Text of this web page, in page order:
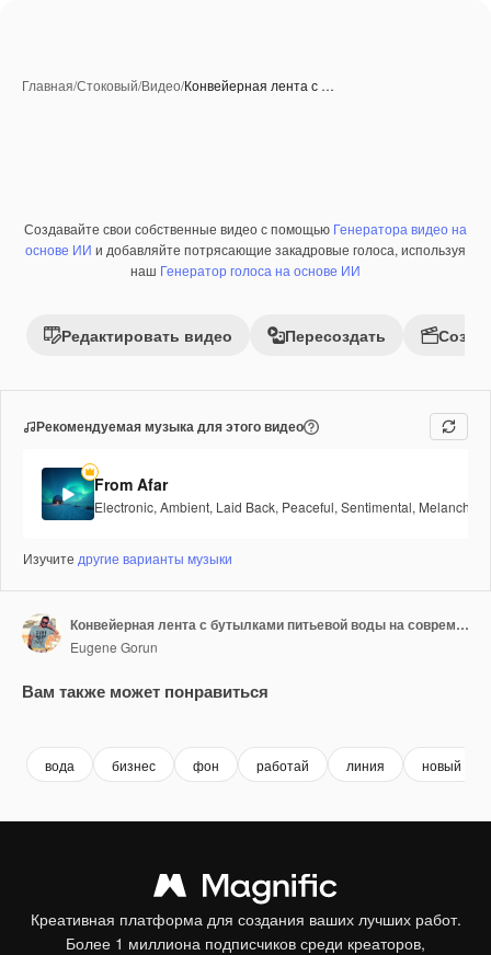
Главная/Стоковый/Видео/Конвейерная лента с …
Премиум
Создавайте свои собственные видео с помощью Генератора видео на
основе ИИ и добавляйте потрясающие закадровые голоса, используя
наш Генератор голоса на основе ИИ
Редактировать видео Пересоздать
Рекомендуемая музыка для этого видео
From Afar
Electronic, Ambient, Laid Back, Peaceful, Sentimental, Melancholic
Изучите другие варианты музыки
Конвейерная лента с бутылками питьевой воды на современном заводе по производству напитков
Eugene Gorun
Вам также может понравиться
вода бизнес фон работай линия новый
Креативная платформа для создания ваших лучших работ.
Более 1 миллиона подписчиков среди креаторов,